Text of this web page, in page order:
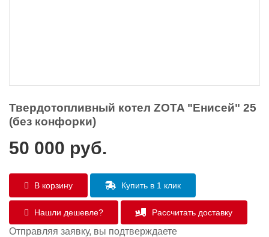
Твердотопливный котел ZOTA "Енисей" 25
(без конфорки)
50 000 руб.
В корзину Купить в 1 клик
Нашли дешевле? Рассчитать доставку
Отправляя заявку, вы подтверждаете